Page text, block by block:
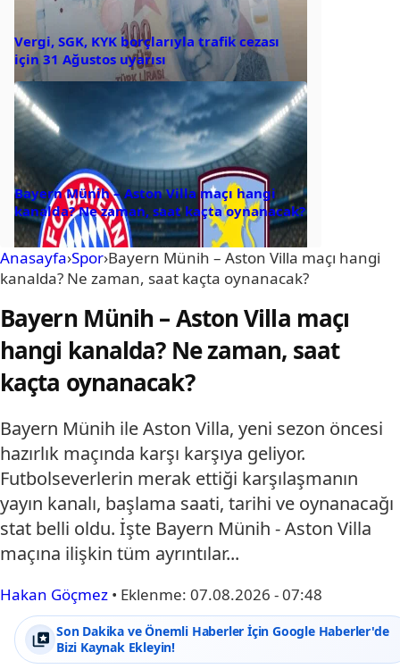
Vergi, SGK, KYK borçlarıyla trafik cezası
için 31 Ağustos uyarısı
Bayern Münih – Aston Villa maçı hangi
kanalda? Ne zaman, saat kaçta oynanacak?
Anasayfa›Spor›Bayern Münih – Aston Villa maçı hangi
kanalda? Ne zaman, saat kaçta oynanacak?
Bayern Münih – Aston Villa maçı
hangi kanalda? Ne zaman, saat
kaçta oynanacak?
Bayern Münih ile Aston Villa, yeni sezon öncesi
hazırlık maçında karşı karşıya geliyor.
Futbolseverlerin merak ettiği karşılaşmanın
yayın kanalı, başlama saati, tarihi ve oynanacağı
stat belli oldu. İşte Bayern Münih - Aston Villa
maçına ilişkin tüm ayrıntılar...
Hakan Göçmez • Eklenme: 07.08.2026 - 07:48
Son Dakika ve Önemli Haberler İçin Google Haberler'de
Bizi Kaynak Ekleyin!